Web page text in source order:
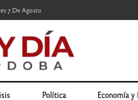
7 De Agosto
Política Economía